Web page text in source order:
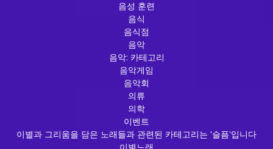
음성 훈련
음식
음식점
음악
음악: 카테고리
음악게임
음악회
의류
의학
이벤트
이별과 그리움을 담은 노래들과 관련된 카테고리는 '슬픔'입니다